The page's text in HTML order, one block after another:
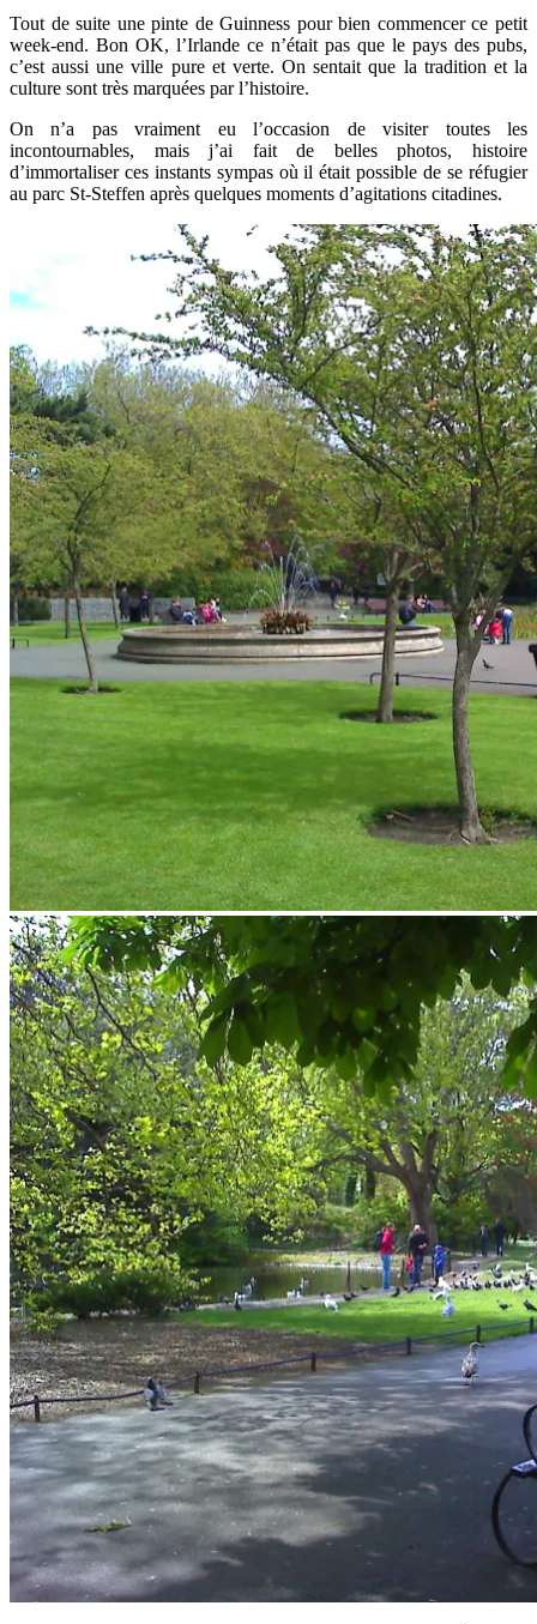
Tout de suite une pinte de Guinness pour bien commencer ce petit
week-end. Bon OK, l’Irlande ce n’était pas que le pays des pubs,
c’est aussi une ville pure et verte. On sentait que la tradition et la
culture sont très marquées par l’histoire.
On n’a pas vraiment eu l’occasion de visiter toutes les
incontournables, mais j’ai fait de belles photos, histoire
d’immortaliser ces instants sympas où il était possible de se réfugier
au parc St-Steffen après quelques moments d’agitations citadines.